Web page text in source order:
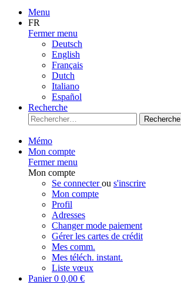
Menu
FR
Fermer menu
Deutsch
English
Français
Dutch
Italiano
Español
Recherche
Recherche
Mémo
Mon compte
Fermer menu
Mon compte
Se connecterou s'inscrire
Mon compte
Profil
Adresses
Changer mode paiement
Gérer les cartes de crédit
Mes comm.
Mes téléch. instant.
Liste vœux
Panier0 0,00 €